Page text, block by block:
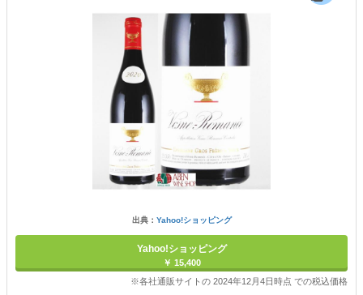
出典： Yahoo!ショッピング
Yahoo!ショッピング
￥ 15,400
※各社通販サイトの 2024年12月4日時点 での税込価格